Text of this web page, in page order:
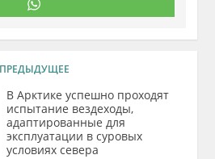
ПРЕДЫДУЩЕЕ
В Арктике успешно проходят
испытание вездеходы,
адаптированные для
эксплуатации в суровых
условиях севера